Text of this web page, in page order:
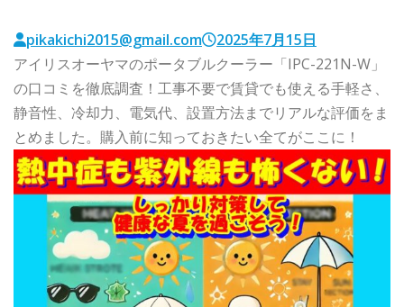
pikakichi2015@gmail.com
2025年7月15日
アイリスオーヤマのポータブルクーラー「IPC-221N-W」
の口コミを徹底調査！工事不要で賃貸でも使える手軽さ、
静音性、冷却力、電気代、設置方法までリアルな評価をま
とめました。購入前に知っておきたい全てがここに！